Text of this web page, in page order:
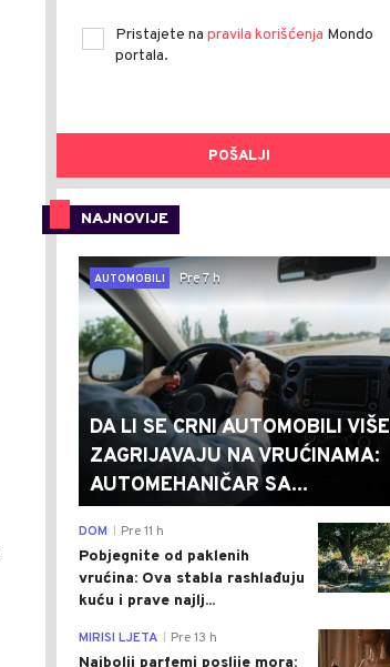
Pristajete na pravila korišćenja Mondo
portala.
POŠALJI
NAJNOVIJE
AUTOMOBILI
Pre 7 h
DA LI SE CRNI AUTOMOBILI VIŠE
ZAGRIJAVAJU NA VRUĆINAMA:
AUTOMEHANIČAR SA...
DOM Pre 11 h
Pobjegnite od paklenih
vrućina: Ova stabla rashlađuju
kuću i prave najlj...
MIRISI LJETA Pre 13 h
Najbolji parfemi poslije mora: